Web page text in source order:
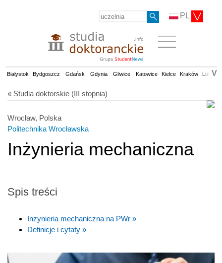
PL
Białystok Bydgoszcz Gdańsk Gdynia Gliwice Katowice Kielce Kraków Lublin
V
« Studia doktorskie (III stopnia)
Wrocław, Polska
Politechnika Wrocławska
Inżynieria mechaniczna
Spis treści
Inżynieria mechaniczna na PWr »
Definicje i cytaty »